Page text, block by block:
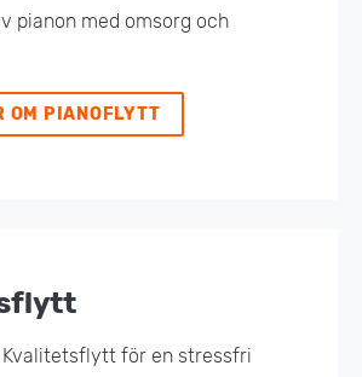
pianon med omsorg och
OM PIANOFLYTT
för en stressfri